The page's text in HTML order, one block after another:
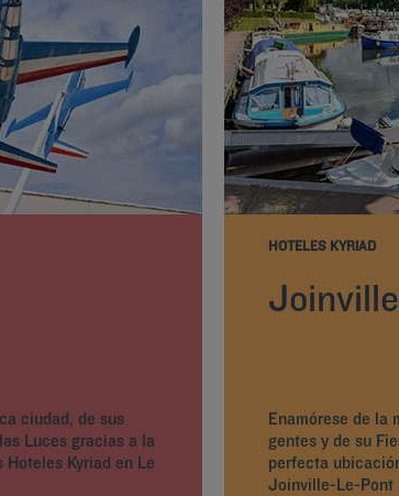
ciudad, de sus
Luces gracias a la
Kyriad en Le
HOTELES KYRIAD
Enamórese de la
gentes y de su
perfecta
Joinville-Le-Pont